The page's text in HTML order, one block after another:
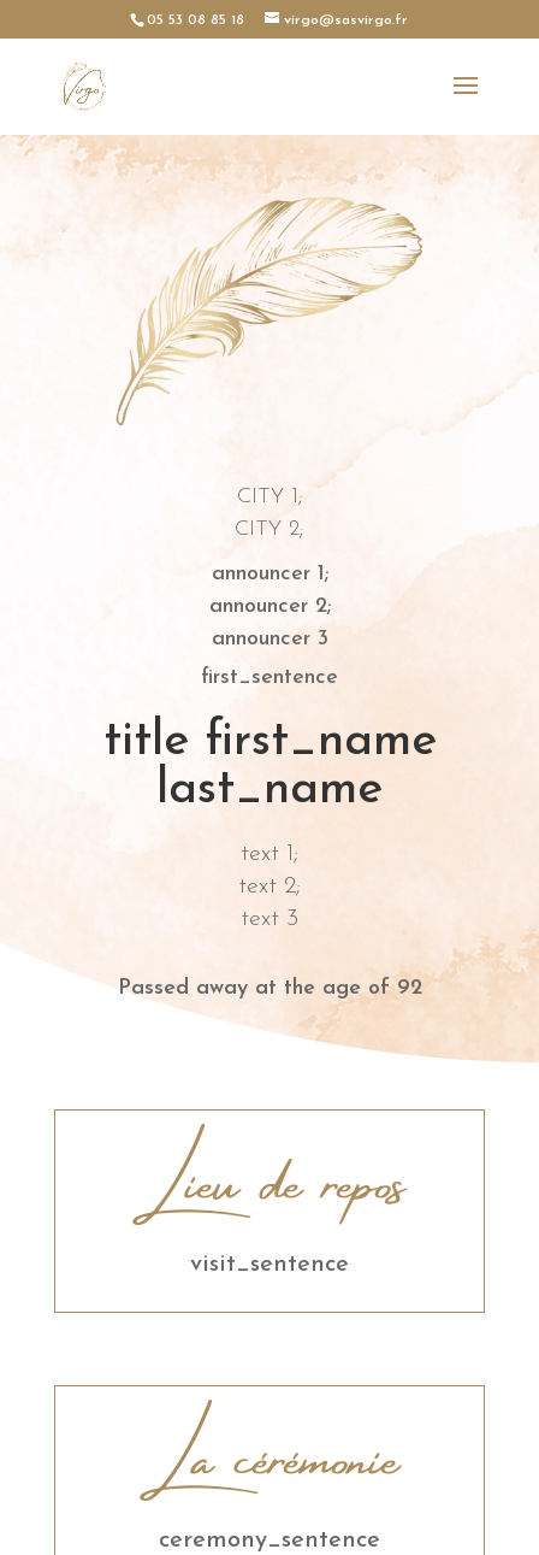
05 53 08 85 18 virgo@sasvirgo.fr
CITY 1;
CITY 2;
announcer 1;
announcer 2;
announcer 3
first_sentence
title first_name
last_name
text 1;
text 2;
text 3
Passed away at the age of 92
Lieu de repos
visit_sentence
La cérémonie
ceremony_sentence